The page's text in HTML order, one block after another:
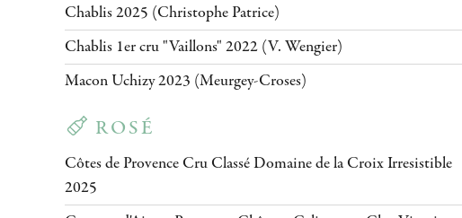
Chablis 2025 (Christophe Patrice)
Chablis 1er cru "Vaillons" 2022 (V. Wengier)
Macon Uchizy 2023 (Meurgey-Croses)
ROSÉ
Côtes de Provence Cru Classé Domaine de la Croix Irresistible
2025